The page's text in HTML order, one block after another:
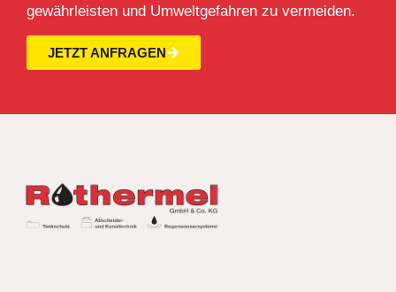
gewährleisten und Umweltgefahren zu vermeiden.
JETZT ANFRAGEN